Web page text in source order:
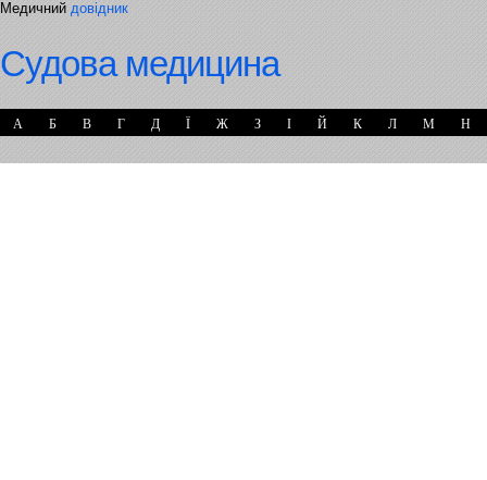
Медичний довідник
Судова медицина
А Б В Г Д Ї Ж З І Й К Л М Н